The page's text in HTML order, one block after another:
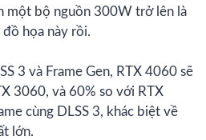
một bộ nguồn 300W trở lên là
họa này rồi.
3 và Frame Gen, RTX 4060 sẽ
3060, và 60% so với RTX
cùng DLSS 3, khác biệt về
lớn.